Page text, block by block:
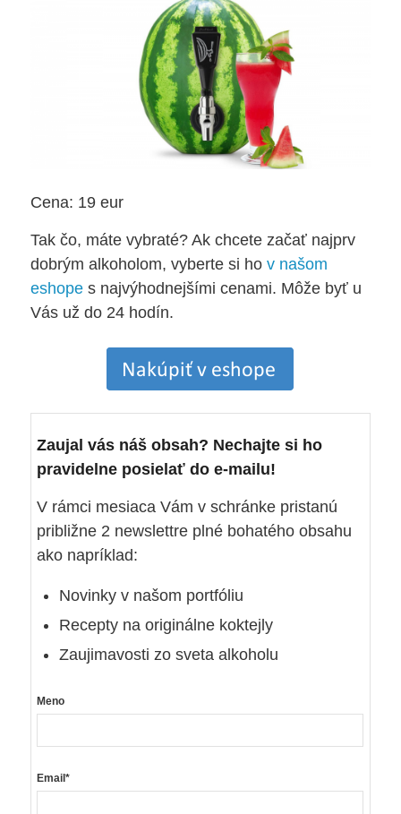
Cena: 19 eur
Tak čo, máte vybraté? Ak chcete začať najprv
dobrým alkoholom, vyberte si ho v našom
eshopes najvýhodnejšími cenami. Môže byť u
Vás už do 24 hodín.
Zaujal vás náš obsah? Nechajte si ho
pravidelne posielať do e-mailu!
V rámci mesiaca Vám v schránke pristanú
približne 2 newslettre plné bohatého obsahu
ako napríklad:
Novinky v našom portfóliu
Recepty na originálne koktejly
Zaujimavosti zo sveta alkoholu
Meno
Email*